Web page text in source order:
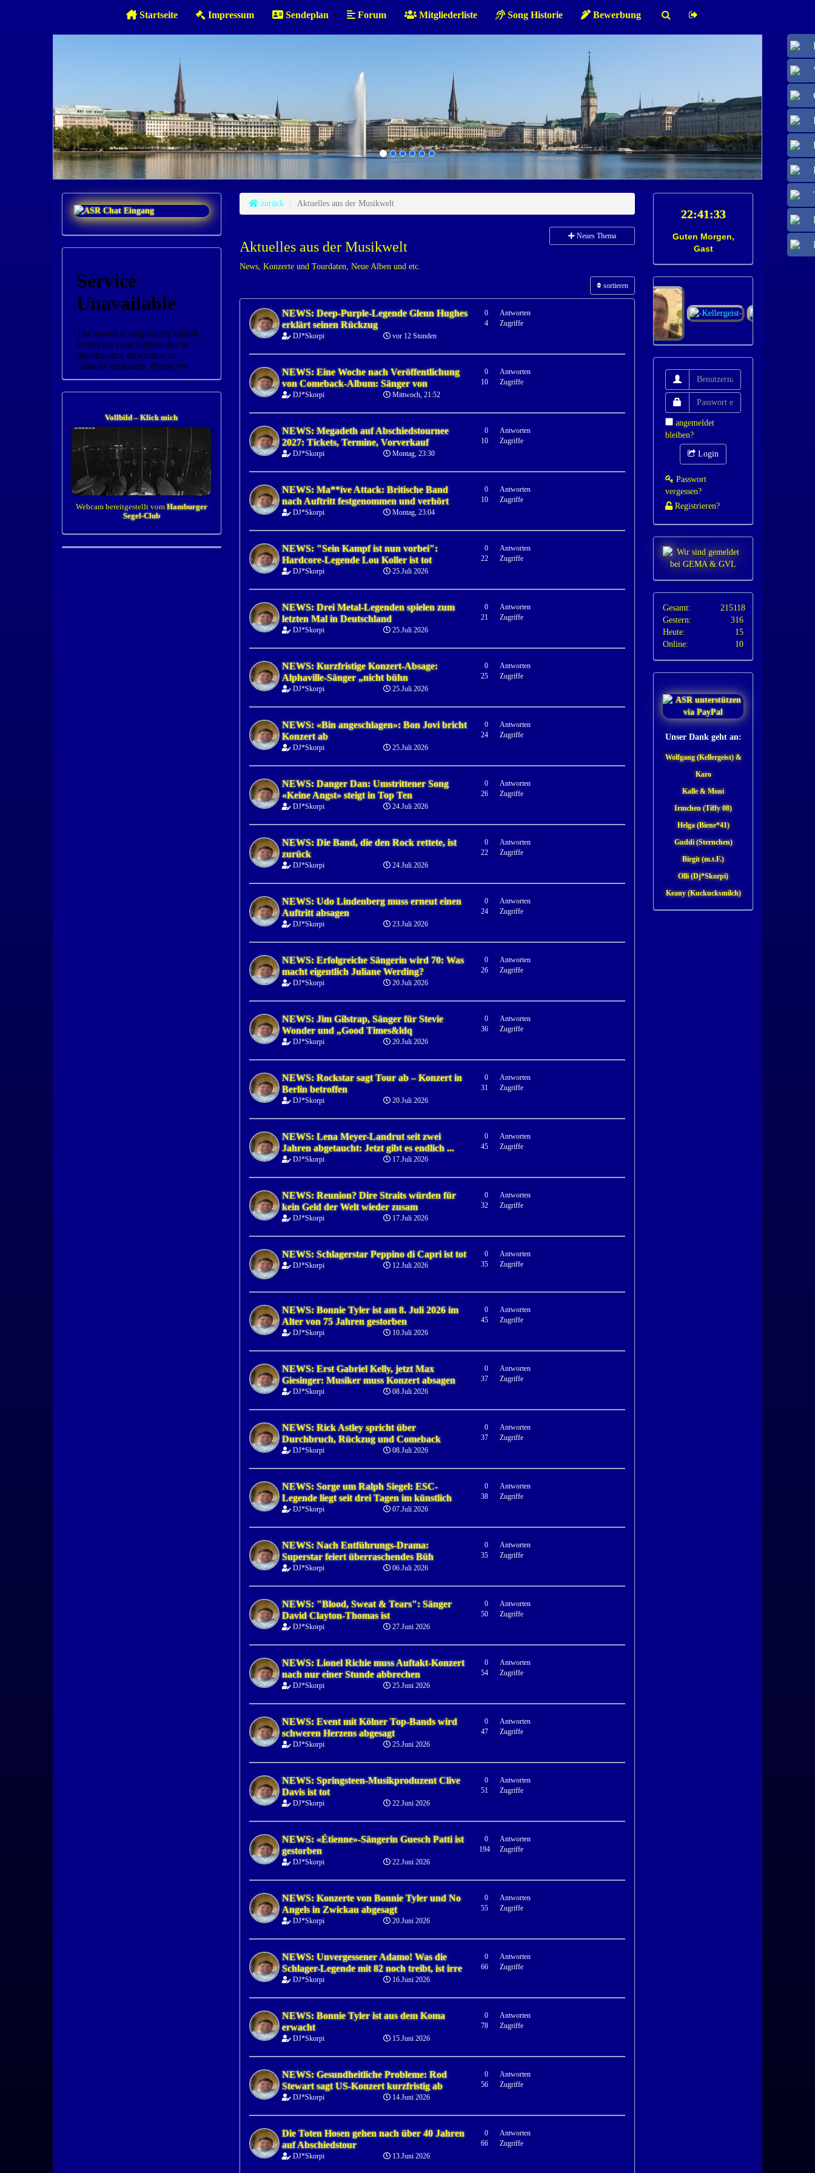
Startseite Impressum Sendeplan Forum Mitgliederliste Song Historie Bewerbung
Vollbild – Klick mich
Webcam bereitgestellt vom Hamburger
Segel-Club
zurück Aktuelles aus der Musikwelt
Aktuelles aus der Musikwelt
Neues Thema
News, Konzerte und Tourdaten, Neue Alben und etc.
sortieren
NEWS: Deep-Purple-Legende Glenn Hughes
erklärt seinen Rückzug
DJ*Skorpi vor 12 Stunden
0
Antworten
4
Zugriffe
NEWS: Eine Woche nach Veröffentlichung
von Comeback-Album: Sänger von
DJ*Skorpi Mittwoch, 21:52
0
Antworten
10
Zugriffe
NEWS: Megadeth auf Abschiedstournee
2027: Tickets, Termine, Vorverkauf
DJ*Skorpi Montag, 23:30
0
Antworten
10
Zugriffe
NEWS: Ma**ive Attack: Britische Band
nach Auftritt festgenommen und verhört
DJ*Skorpi Montag, 23:04
0
Antworten
10
Zugriffe
NEWS: "Sein Kampf ist nun vorbei":
Hardcore-Legende Lou Koller ist tot
DJ*Skorpi 25.Juli 2026
0
Antworten
22
Zugriffe
NEWS: Drei Metal-Legenden spielen zum
letzten Mal in Deutschland
DJ*Skorpi 25.Juli 2026
0
Antworten
21
Zugriffe
NEWS: Kurzfristige Konzert-Absage:
Alphaville-Sänger „nicht bühn
DJ*Skorpi 25.Juli 2026
0
Antworten
25
Zugriffe
NEWS: «Bin angeschlagen»: Bon Jovi bricht
Konzert ab
DJ*Skorpi 25.Juli 2026
0
Antworten
24
Zugriffe
NEWS: Danger Dan: Umstrittener Song
«Keine Angst» steigt in Top Ten
DJ*Skorpi 24.Juli 2026
0
Antworten
26
Zugriffe
NEWS: Die Band, die den Rock rettete, ist
zurück
DJ*Skorpi 24.Juli 2026
0
Antworten
22
Zugriffe
NEWS: Udo Lindenberg muss erneut einen
Auftritt absagen
DJ*Skorpi 23.Juli 2026
0
Antworten
24
Zugriffe
NEWS: Erfolgreiche Sängerin wird 70: Was
macht eigentlich Juliane Werding?
DJ*Skorpi 20.Juli 2026
0
Antworten
26
Zugriffe
NEWS: Jim Gilstrap, Sänger für Stevie
Wonder und „Good Times&ldq
DJ*Skorpi 20.Juli 2026
0
Antworten
36
Zugriffe
NEWS: Rockstar sagt Tour ab – Konzert in
Berlin betroffen
DJ*Skorpi 20.Juli 2026
0
Antworten
31
Zugriffe
NEWS: Lena Meyer-Landrut seit zwei
Jahren abgetaucht: Jetzt gibt es endlich ...
DJ*Skorpi 17.Juli 2026
0
Antworten
45
Zugriffe
NEWS: Reunion? Dire Straits würden für
kein Geld der Welt wieder zusam
DJ*Skorpi 17.Juli 2026
0
Antworten
32
Zugriffe
NEWS: Schlagerstar Peppino di Capri ist tot
DJ*Skorpi 12.Juli 2026
0
Antworten
35
Zugriffe
NEWS: Bonnie Tyler ist am 8. Juli 2026 im
Alter von 75 Jahren gestorben
DJ*Skorpi 10.Juli 2026
0
Antworten
45
Zugriffe
NEWS: Erst Gabriel Kelly, jetzt Max
Giesinger: Musiker muss Konzert absagen
DJ*Skorpi 08.Juli 2026
0
Antworten
37
Zugriffe
NEWS: Rick Astley spricht über
Durchbruch, Rückzug und Comeback
DJ*Skorpi 08.Juli 2026
0
Antworten
37
Zugriffe
NEWS: Sorge um Ralph Siegel: ESC-
Legende liegt seit drei Tagen im künstlich
DJ*Skorpi 07.Juli 2026
0
Antworten
38
Zugriffe
NEWS: Nach Entführungs-Drama:
Superstar feiert überraschendes Büh
DJ*Skorpi 06.Juli 2026
0
Antworten
35
Zugriffe
NEWS: "Blood, Sweat & Tears": Sänger
David Clayton-Thomas ist
DJ*Skorpi 27.Juni 2026
0
Antworten
50
Zugriffe
NEWS: Lionel Richie muss Auftakt-Konzert
nach nur einer Stunde abbrechen
DJ*Skorpi 25.Juni 2026
0
Antworten
54
Zugriffe
NEWS: Event mit Kölner Top-Bands wird
schweren Herzens abgesagt
DJ*Skorpi 25.Juni 2026
0
Antworten
47
Zugriffe
NEWS: Springsteen-Musikproduzent Clive
Davis ist tot
DJ*Skorpi 22.Juni 2026
0
Antworten
51
Zugriffe
NEWS: «Étienne»-Sängerin Guesch Patti ist
gestorben
DJ*Skorpi 22.Juni 2026
0
Antworten
194
Zugriffe
NEWS: Konzerte von Bonnie Tyler und No
Angels in Zwickau abgesagt
DJ*Skorpi 20.Juni 2026
0
Antworten
55
Zugriffe
NEWS: Unvergessener Adamo! Was die
Schlager-Legende mit 82 noch treibt, ist irre
DJ*Skorpi 16.Juni 2026
0
Antworten
66
Zugriffe
NEWS: Bonnie Tyler ist aus dem Koma
erwacht
DJ*Skorpi 15.Juni 2026
0
Antworten
78
Zugriffe
NEWS: Gesundheitliche Probleme: Rod
Stewart sagt US-Konzert kurzfristig ab
DJ*Skorpi 14.Juni 2026
0
Antworten
56
Zugriffe
Die Toten Hosen gehen nach über 40 Jahren
auf Abschiedstour
DJ*Skorpi 13.Juni 2026
0
Antworten
66
Zugriffe
Guten Morgen,
Gast
angemeldet
bleiben?
Login
Passwort
vergessen?
Registrieren?
Gesamt:
215118
Gestern:
316
Heute:
15
Online:
10
Unser Dank geht an:
Wolfgang (Kellergeist) &
Karo
Kalle & Moni
Irmchen (Tiffy 08)
Helga (Biene*41)
Guddi (Sternchen)
Birgit (m.t.F.)
Olli (Dj*Skorpi)
Keany (Kuckucksmilch)